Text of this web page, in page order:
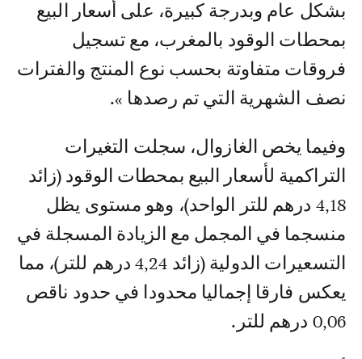
بشكل عام وبدرجة كبيرة، على أسعار البيع
بمحطات الوقود بالمغرب، مع تسجيل
فروقات متفاوتة بحسب نوع المنتج والفترات
نصف الشهرية التي تم رصدها ».
وفيما يخص الغازوال، سجلت التغيرات
التراكمية لأسعار البيع بمحطات الوقود (زائد
4,18 درهم للتر الواحد)، وهو مستوى يظل
منسجما في المجمل مع الزيادة المسجلة في
التسعيرات الدولية (زائد 4,24 درهم للتر)، مما
يعكس فارقا إجماليا محدودا في حدود ناقص
0,06 درهم للتر.